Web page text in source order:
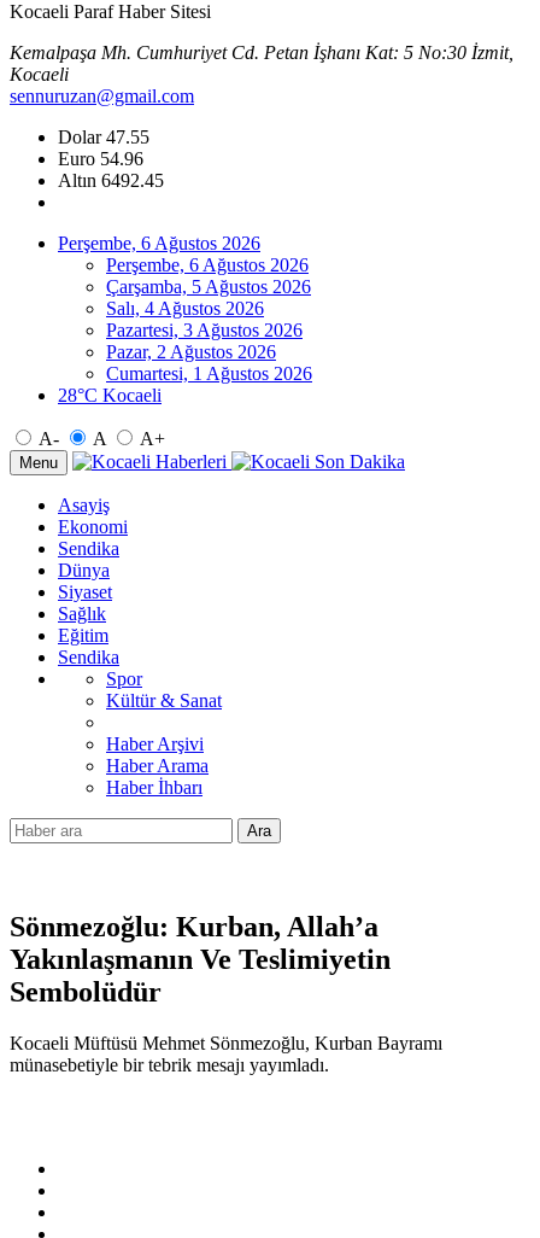
Kocaeli Paraf Haber Sitesi
Kemalpaşa Mh. Cumhuriyet Cd. Petan İşhanı Kat: 5 No:30 İzmit,
Kocaeli
sennuruzan@gmail.com
Dolar47.55
Euro 54.96
Altın 6492.45
Perşembe, 6 Ağustos 2026
Perşembe, 6 Ağustos 2026
Çarşamba, 5 Ağustos 2026
Salı, 4 Ağustos 2026
Pazartesi, 3 Ağustos 2026
Pazar, 2 Ağustos 2026
Cumartesi, 1 Ağustos 2026
28°C Kocaeli
A- A A+
Menu
Asayiş
Ekonomi
Sendika
Dünya
Siyaset
Sağlık
Eğitim
Sendika
Spor
Kültür & Sanat
Haber Arşivi
Haber Arama
Haber İhbarı
Ara
Sönmezoğlu: Kurban, Allah’a
Yakınlaşmanın Ve Teslimiyetin
Sembolüdür
Kocaeli Müftüsü Mehmet Sönmezoğlu, Kurban Bayramı
münasebetiyle bir tebrik mesajı yayımladı.